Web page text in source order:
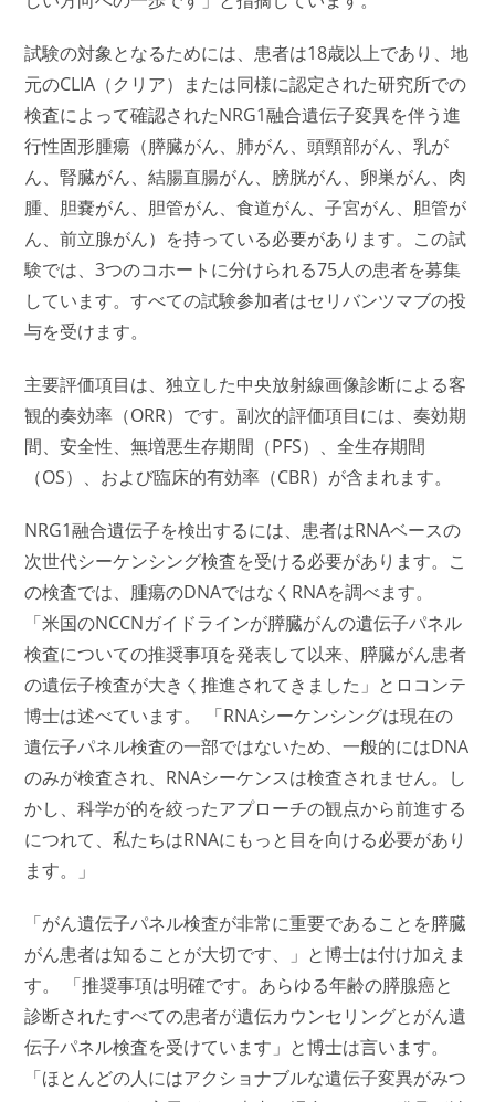
試験の対象となるためには、患者は18歳以上であり、地
元のCLIA（クリア）または同様に認定された研究所での
検査によって確認されたNRG1融合遺伝子変異を伴う進
行性固形腫瘍（膵臓がん、肺がん、頭頸部がん、乳が
ん、腎臓がん、結腸直腸がん、膀胱がん、卵巣がん、肉
腫、胆嚢がん、胆管がん、食道がん、子宮がん、胆管が
ん、前立腺がん）を持っている必要があります。この試
験では、3つのコホートに分けられる75人の患者を募集
しています。すべての試験参加者はセリバンツマブの投
与を受けます。
主要評価項目は、独立した中央放射線画像診断による客
観的奏効率（ORR）です。副次的評価項目には、奏効期
間、安全性、無増悪生存期間（PFS）、全生存期間
（OS）、および臨床的有効率（CBR）が含まれます。
NRG1融合遺伝子を検出するには、患者はRNAベースの
次世代シーケンシング検査を受ける必要があります。こ
の検査では、腫瘍のDNAではなくRNAを調べます。
「米国のNCCNガイドラインが膵臓がんの遺伝子パネル
検査についての推奨事項を発表して以来、膵臓がん患者
の遺伝子検査が大きく推進されてきました」とロコンテ
博士は述べています。 「RNAシーケンシングは現在の
遺伝子パネル検査の一部ではないため、一般的にはDNA
のみが検査され、RNAシーケンスは検査されません。し
かし、科学が的を絞ったアプローチの観点から前進する
につれて、私たちはRNAにもっと目を向ける必要があり
ます。」
「がん遺伝子パネル検査が非常に重要であることを膵臓
がん患者は知ることが大切です、」と博士は付け加えま
す。 「推奨事項は明確です。あらゆる年齢の膵腺癌と
診断されたすべての患者が遺伝カウンセリングとがん遺
伝子パネル検査を受けています」と博士は言います。
「ほとんどの人にはアクショナブルな遺伝子変異がみつ